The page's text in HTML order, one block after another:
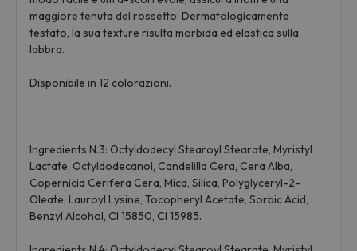
maggiore tenuta del rossetto. Dermatologicamente
testato, la sua texture risulta morbida ed elastica sulla
labbra.
Disponibile in 12 colorazioni.
Ingredients N.3: Octyldodecyl Stearoyl Stearate, Myristyl
Lactate, Octyldodecanol, Candelilla Cera, Cera Alba,
Copernicia Cerifera Cera, Mica, Silica, Polyglyceryl-2-
Oleate, Lauroyl Lysine, Tocopheryl Acetate, Sorbic Acid,
Benzyl Alcohol, CI 15850, CI 15985.